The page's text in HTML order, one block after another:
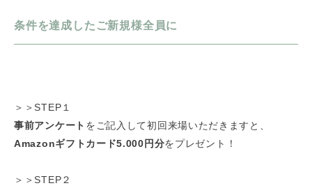
条件を達成したご新規様全員に
＞＞STEP１
事前アンケート をご記入して初回来場いただきますと、
Amazonギフトカード5.000円分をプレゼント！
＞＞STEP２